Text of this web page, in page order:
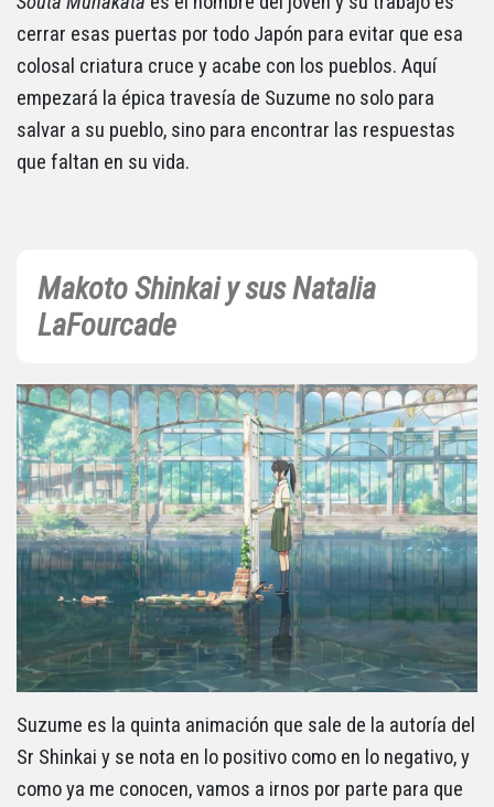
cerrar esas puertas por todo Japón para evitar que esa
colosal criatura cruce y acabe con los pueblos. Aquí
empezará la épica travesía de Suzume no solo para
salvar a su pueblo, sino para encontrar las respuestas
que faltan en su vida.
Makoto Shinkai y sus Natalia
LaFourcade
Suzume es la quinta animación que sale de la autoría del
Sr Shinkai y se nota en lo positivo como en lo negativo, y
como ya me conocen, vamos a irnos por parte para que